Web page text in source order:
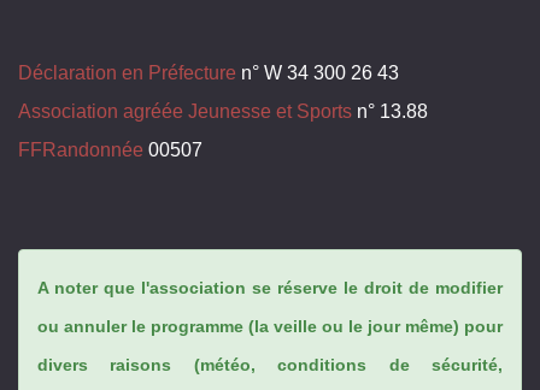
Déclaration en Préfecture n° W 34 300 26 43
Association agréée Jeunesse et Sports n° 13.88
FFRandonnée 00507
A noter que l'association se réserve le droit de modifier
ou annuler le programme (la veille ou le jour même) pour
divers raisons (météo, conditions de sécurité,